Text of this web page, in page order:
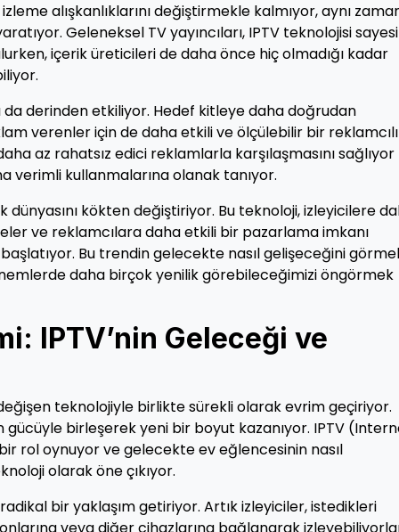
alışkanlıklarını değiştirmekle kalmıyor, aynı
Geleneksel TV yayıncıları, IPTV teknolojisi
içerik üreticileri de daha önce hiç olmadığı kadar
da derinden etkiliyor. Hedef kitleye daha doğrudan
verenler için de daha etkili ve ölçülebilir bir
az rahatsız edici reklamlarla karşılaşmasını sağlıyor
kullanmalarına olanak tanıyor.
dünyasını kökten değiştiriyor. Bu teknoloji, izleyicilere
ve reklamcılara daha etkili bir pazarlama imkanı
başlatıyor. Bu trendin gelecekte nasıl gelişeceğini
daha birçok yenilik görebileceğimizi öngörmek
IPTV’nin Geleceği ve
teknolojiyle birlikte sürekli olarak evrim geçiriyor.
gücüyle birleşerek yeni bir boyut kazanıyor. IPTV
rol oynuyor ve gelecekte ev eğlencesinin nasıl
olarak öne çıkıyor.
bir yaklaşım getiriyor. Artık izleyiciler, istedikleri